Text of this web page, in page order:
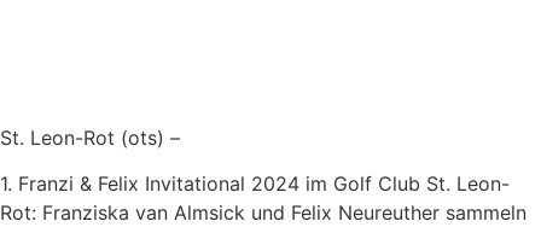
St. Leon-Rot (ots) –
1. Franzi & Felix Invitational 2024 im Golf Club St. Leon-
Rot: Franziska van Almsick und Felix Neureuther sammeln